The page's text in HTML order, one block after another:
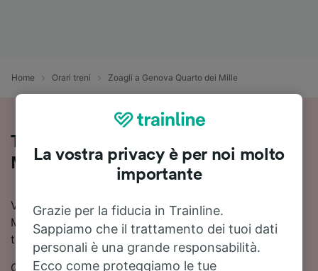
Home Orari treni Zoagli a Genova Quarto dei Mille
Treni Zoagli - Genova Quarto dei
Mille: orari, prezzi e durata
Vuoi viaggiare in treno da Zoagli a Genova Quarto dei
Mille? Con Trainline puoi confrontare orari e prezzi e
trovare la soluzione più conveniente.
Quanto dura il viaggio in treno da Zoagli a Genova
La vostra privacy è per noi molto
importante
Grazie per la fiducia in Trainline.
Sappiamo che il trattamento dei tuoi dati
personali è una grande responsabilità.
Ecco come proteggiamo le tue